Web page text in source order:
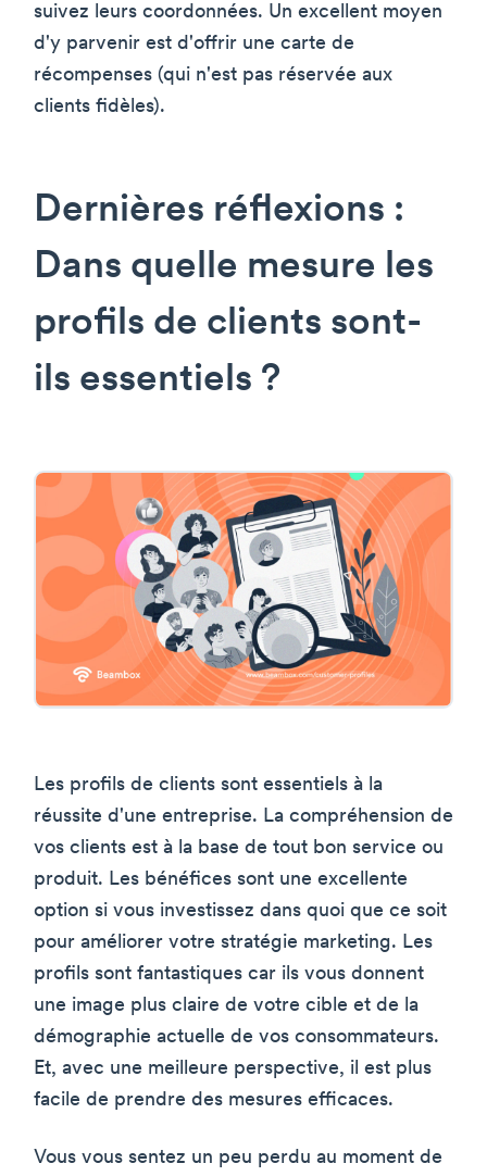
suivez leurs coordonnées. Un excellent moyen
d'y parvenir est d'offrir une carte de
récompenses (qui n'est pas réservée aux
clients fidèles).
Dernières réflexions :
Dans quelle mesure les
profils de clients sont-
ils essentiels ?
Les profils de clients sont essentiels à la
réussite d'une entreprise. La compréhension de
vos clients est à la base de tout bon service ou
produit. Les bénéfices sont une excellente
option si vous investissez dans quoi que ce soit
pour améliorer votre stratégie marketing. Les
profils sont fantastiques car ils vous donnent
une image plus claire de votre cible et de la
démographie actuelle de vos consommateurs.
Et, avec une meilleure perspective, il est plus
facile de prendre des mesures efficaces.
Vous vous sentez un peu perdu au moment de